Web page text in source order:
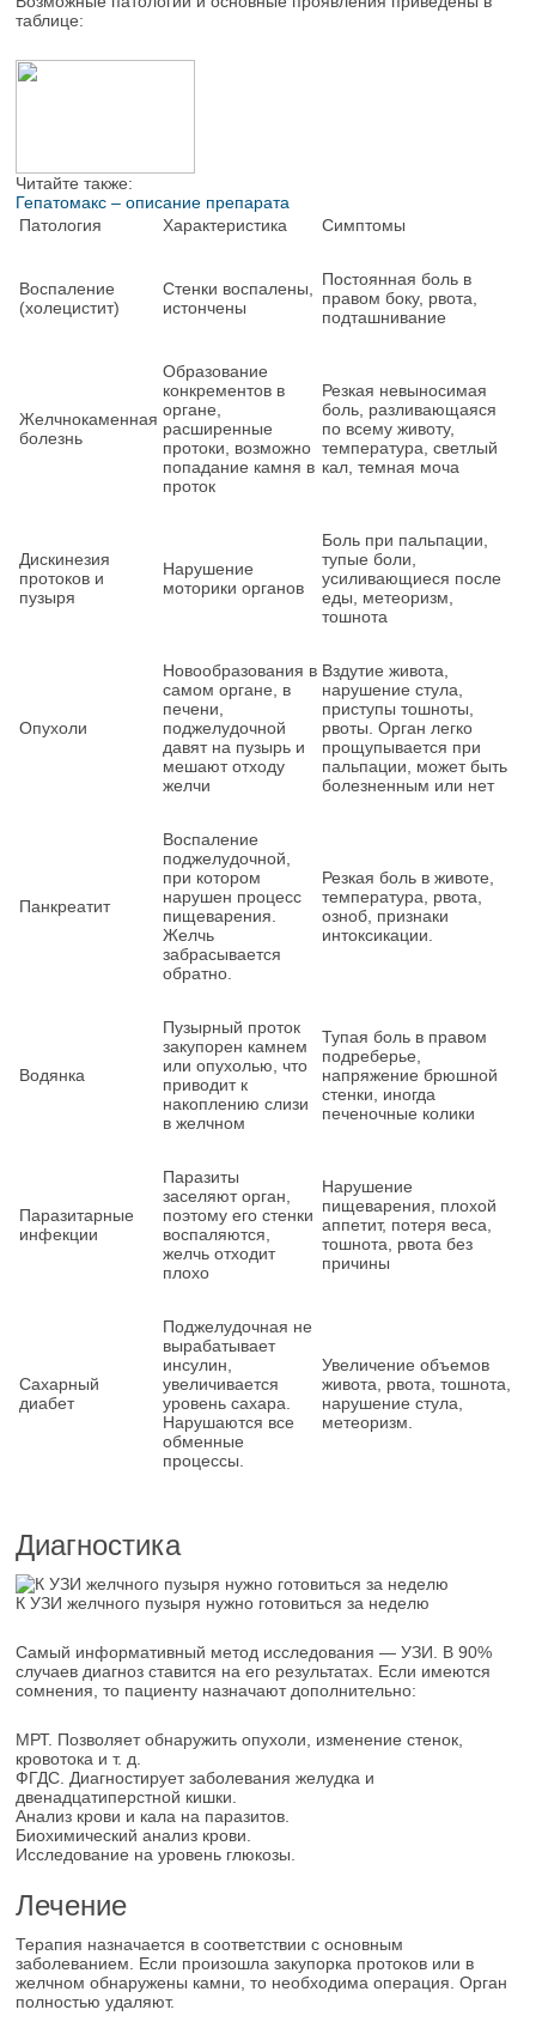
таблице:
Читайте также:
Гепатомакс – описание препарата
Патология
Характеристика Симптомы
Воспаление
(холецистит)
Стенки воспалены,
истончены
Постоянная боль в
правом боку, рвота,
подташнивание
Желчнокаменная
болезнь
Образование
конкрементов в
органе,
расширенные
протоки, возможно
попадание камня в
проток
Резкая невыносимая
боль, разливающаяся
по всему животу,
температура, светлый
кал, темная моча
Дискинезия
протоков и
пузыря
Нарушение
моторики органов
Боль при пальпации,
тупые боли,
усиливающиеся после
еды, метеоризм,
тошнота
Опухоли
Новообразования в
самом органе, в
печени,
поджелудочной
давят на пузырь и
мешают отходу
желчи
Вздутие живота,
нарушение стула,
приступы тошноты,
рвоты. Орган легко
прощупывается при
пальпации, может быть
болезненным или нет
Панкреатит
Воспаление
поджелудочной,
при котором
нарушен процесс
пищеварения.
Желчь
забрасывается
обратно.
Резкая боль в животе,
температура, рвота,
озноб, признаки
интоксикации.
Водянка
Пузырный проток
закупорен камнем
или опухолью, что
приводит к
накоплению слизи
в желчном
Тупая боль в правом
подреберье,
напряжение брюшной
стенки, иногда
печеночные колики
Паразитарные
инфекции
Паразиты
заселяют орган,
поэтому его стенки
воспаляются,
желчь отходит
плохо
Нарушение
пищеварения, плохой
аппетит, потеря веса,
тошнота, рвота без
причины
Сахарный
диабет
Поджелудочная не
вырабатывает
инсулин,
увеличивается
уровень сахара.
Нарушаются все
обменные
процессы.
Увеличение объемов
живота, рвота, тошнота,
нарушение стула,
метеоризм.
Диагностика
К УЗИ желчного пузыря нужно готовиться за неделю
Самый информативный метод исследования — УЗИ. В 90%
случаев диагноз ставится на его результатах. Если имеются
сомнения, то пациенту назначают дополнительно:
МРТ. Позволяет обнаружить опухоли, изменение стенок,
кровотока и т. д.
ФГДС. Диагностирует заболевания желудка и
двенадцатиперстной кишки.
Анализ крови и кала на паразитов.
Биохимический анализ крови.
Исследование на уровень глюкозы.
Лечение
Терапия назначается в соответствии с основным
заболеванием. Если произошла закупорка протоков или в
желчном обнаружены камни, то необходима операция. Орган
полностью удаляют.